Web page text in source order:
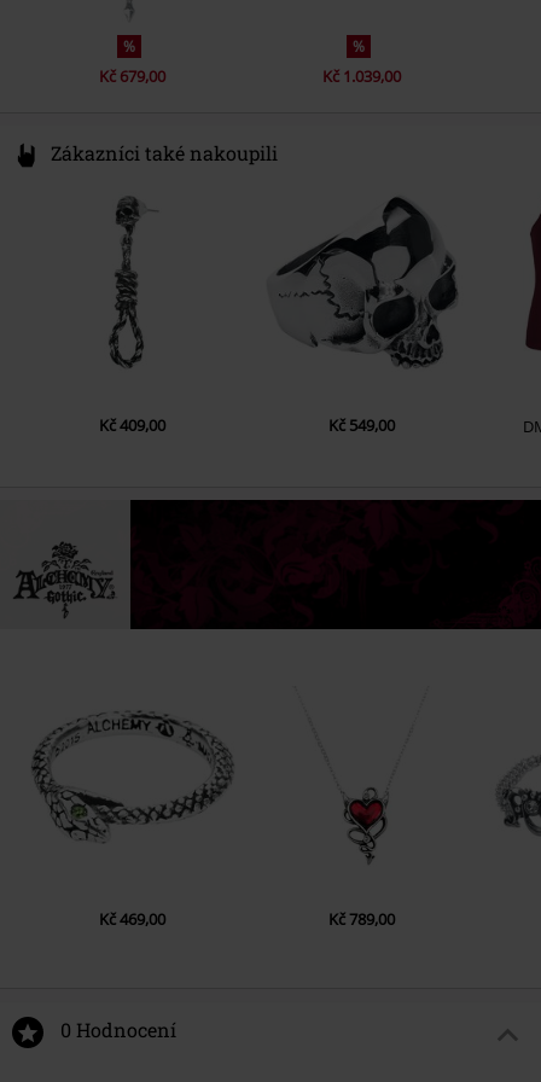
%
Kč 679,00
%
Kč 1.039,00
Zákazníci také nakoupili
Kč 409,00 Kč 549,00
Kč 469,00 Kč 789,00
0 Hodnocení